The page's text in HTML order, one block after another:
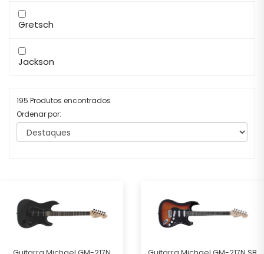
Gretsch
Jackson
195 Produtos encontrados
Ordenar por: